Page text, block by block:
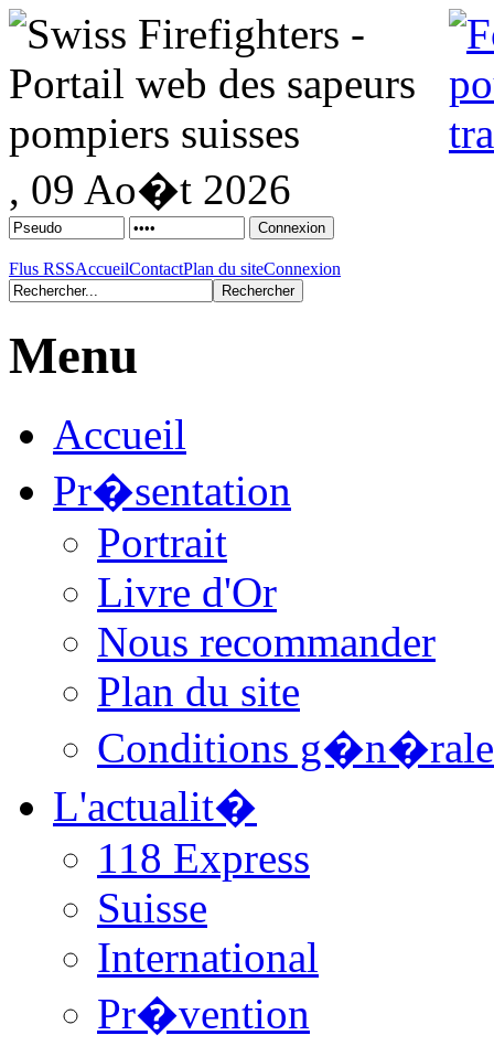
, 09 Ao�t 2026
Flus RSSAccueilContactPlan du siteConnexion
Menu
Accueil
Pr�sentation
Portrait
Livre d'Or
Nous recommander
Plan du site
Conditions
L'actualit�
118 Express
Suisse
International
Pr�vention